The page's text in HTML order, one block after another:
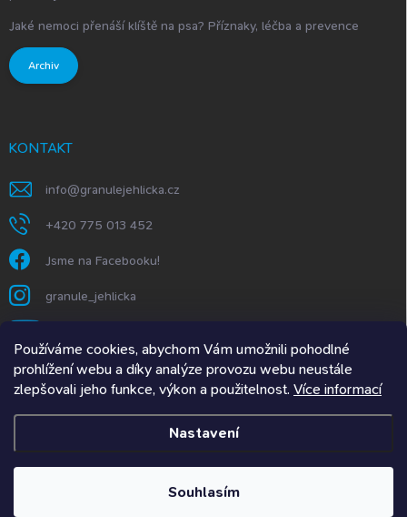
Používáme cookies, abychom Vám umožnili pohodlné
prohlížení webu a díky analýze provozu webu neustále
zlepšovali jeho funkce, výkon a použitelnost. Více informací
Nastavení
Souhlasím
Jaké nemoci přenáší klíště na psa? Příznaky, léčba a prevence
Archiv
KONTAKT
info@granulejehlicka.cz
+420 775 013 452
Jsme na Facebooku!
granule_jehlicka
Granule Jehlička.SK
Copyright 2026Granulejehlicka.cz. Všechna práva vyhrazena.Upravit
nastavení cookies